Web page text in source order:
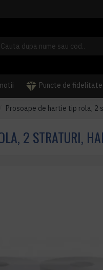
Puncte de fidelitate
Prosoape de hartie tip rola, 2
2 STRATURI,